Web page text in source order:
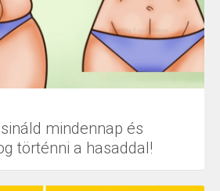
mindennap és
történni a hasaddal!